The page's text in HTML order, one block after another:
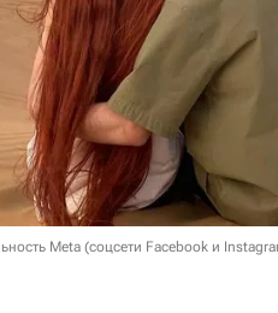
Meta (соцсети Facebook и